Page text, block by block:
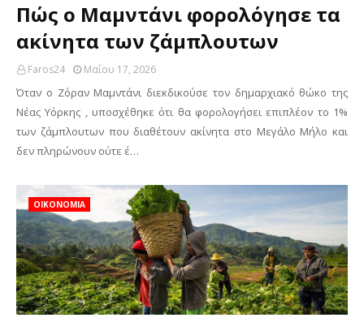
Πώς ο Μαμντάνι φορολόγησε τα
ακίνητα των ζάμπλουτων
Faros24 Μαΐου 17, 2026
Όταν ο Ζόραν Μαμντάνι διεκδικούσε τον δημαρχιακό θώκο της
Νέας Υόρκης , υποσχέθηκε ότι θα φορολογήσει επιπλέον το 1%
των ζάμπλουτων που διαθέτουν ακίνητα στο Μεγάλο Μήλο και
δεν πληρώνουν ούτε έ…
ΟΙΚΟΝΟΜΙΑ